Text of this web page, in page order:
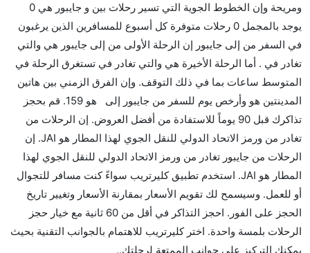
هل توفر شركات الطيران مساحة إضافية للنوم؟
كثير من خطوط طيران درجة رجال الأعمال توفر مساحة
إضافية للنوم.
هل يمكنني حمل طعامي الخاص؟
نعم، يمكنك حمل طعامك الخاص، و لكن يجب أن يكون معبئا
بشكل جيد.
هل سيقدم لي الكحول على متن رحلة من إلى جايبور؟
لا تقدم شركة الطيران الكحول على متن رحلة داخلية. يتم
تقديم الكحول على متن الرحلات الدولية فقط.
ما متوسط أسعار رحلة الدرجة الاقتصادية من إلى جايبور؟
تتراوح أسعار رحلة الدرجة الاقتصادية من AED 159 إلى
AED 920. يوفرون تذاكر في هذا النطاق من الأسعار.
ومريحة وإن الخطوط الجوية التي تسير رحلات بين و جايبور هي 0
يوجد بالمجمل 0 رحلات متوفرة كل أسبوع للمسافرين الذين يرغبون
في السفر من إلى جايبور إن الرحلة الأولى من إلى جايبور هي والتي
تغادر في . أما الرحلة الأخيرة هي والتي تغادر في تستغرق الرحلة في
المتوسط ساعات بما في ذلك التوقف. وإن الفرق الزمني بين هاتين
المدينتين هو وأرخص يوم للسفر من جايبور إلى هو 159. قم بحجز
تذاكرك قبل 90 يوماً للاستفادة من أفضل العروض. إن الرحلات من
تغادر من ورمز الاتحاد الدولي للنقل الجوي لهذا المطار هو JAI. إن
الرحلات من جايبور تغادر من ورمز الاتحاد الدولي للنقل الجوي لهذا
المطار هو JAI. استخدم تطبيق كليرتريب سواءً كنت مسافر للتجوال
أو للعمل. وسيسمح لك تقويم الأسعار بمقارنة الأسعار وتغيير تاريخ
الحجز على الفور. احجز التذاكر في أقل من 60 ثانية مع خيار حجز
الرحلات بلمسة واحدة. اختر كليرتريب للاهتمام بالجوانب التقنية بحيث
يمكنك التركيز على جوانب الممتعة لرحلتك..